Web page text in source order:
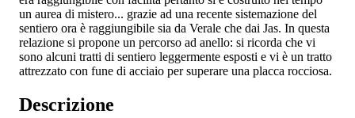
un aurea di mistero... grazie ad una recente sistemazione del
sentiero ora è raggiungibile sia da Verale che dai Jas. In questa
relazione si propone un percorso ad anello: si ricorda che vi
sono alcuni tratti di sentiero leggermente esposti e vi è un tratto
attrezzato con fune di acciaio per superare una placca rocciosa.
Descrizione